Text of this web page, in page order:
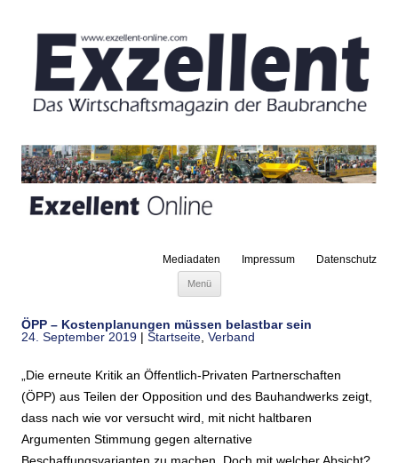
Mediadaten Impressum Datenschutz
Menü
ÖPP – Kostenplanungen müssen belastbar sein
24. September 2019 | Startseite Verband
„Die erneute Kritik an Öffentlich-Privaten Partnerschaften
(ÖPP) aus Teilen der Opposition und des Bauhandwerks zeigt,
dass nach wie vor versucht wird, mit nicht haltbaren
Argumenten Stimmung gegen alternative